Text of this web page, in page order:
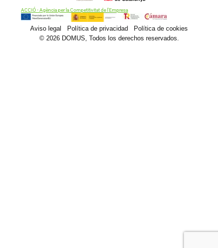
ACCIÓ - Agència per la Competitivitat de l'Empresa
Aviso legal Política de privacidad
Política de cookies
© 2026 DOMUS, Todos los derechos reservados.